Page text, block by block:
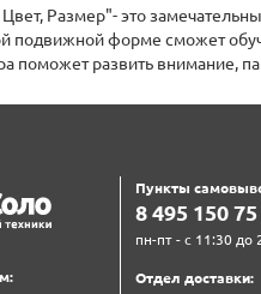
Размер"- это
подвижной форме сможет
поможет развить внимание,
Пункты
8‍ 4‍9‍5‍ 1‍5‍0‍
пн-пт - с 11:30 до
Отдел доставки: